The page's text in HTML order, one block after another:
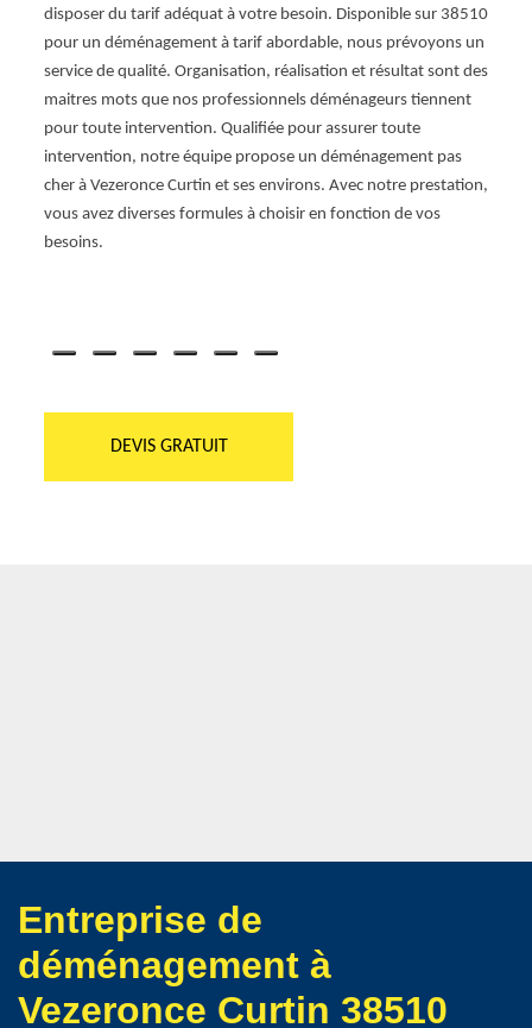
disposer du tarif adéquat à votre besoin. Disponible sur 38510
pour un déménagement à tarif abordable, nous prévoyons un
service de qualité. Organisation, réalisation et résultat sont des
maitres mots que nos professionnels déménageurs tiennent
pour toute intervention. Qualifiée pour assurer toute
intervention, notre équipe propose un déménagement pas
cher à Vezeronce Curtin et ses environs. Avec notre prestation,
vous avez diverses formules à choisir en fonction de vos
besoins.
DEVIS GRATUIT
Entreprise de
déménagement à
Vezeronce Curtin 38510